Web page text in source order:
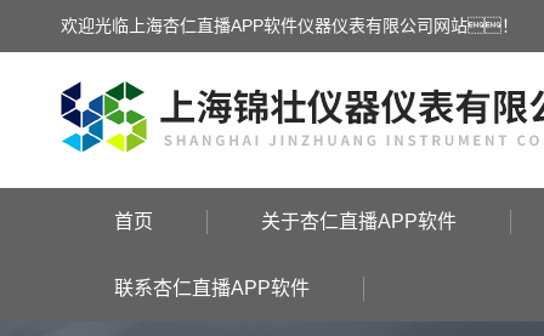
欢迎光临上海杏仁直播APP软件仪器仪表有限公司网站！
首页 关于杏仁直播APP软件
联系杏仁直播APP软件